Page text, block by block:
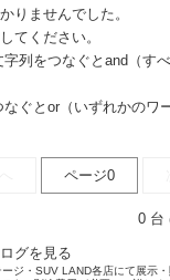
りませんでした。
てください。
字列をつなぐとand（す
なぐとor（いずれかのワ
ページ0
0 台
グを見る
ジ・SUV LAND各店にて展示